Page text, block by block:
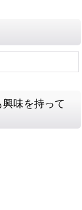
味を持って